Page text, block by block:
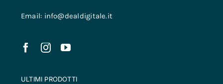
Email: info@dealdigitale.it
ULTIMI PRODOTTI